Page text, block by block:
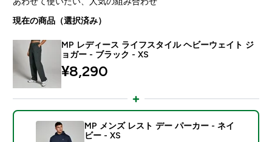
現在の商品（選択済み）
MP レディース ライフスタイル ヘビーウェイト ジ
ョガー - ブラック - XS
¥8,290‎
MP メンズ レスト デー パーカー - ネイ
ビー - XS